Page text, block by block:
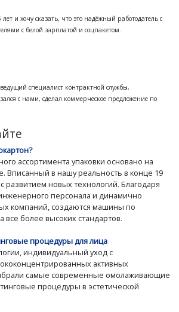
и хочу сказать, что это надёжный работодатель с
с белой зарплатой и соцпакетом.
специалист контрактной службы,
с нами, сделал коммерческое предложение по
ассортимента упаковки основано на
Вписанный в нашу реальность в конце 19
развитием новых технологий. Благодаря
персонала и динамично
компаний, создаются машины по
все более высоких стандартов.
процедуры для лица
индивидуальный уход с
активных
самые современные омолаживающие
процедуры в эстетической